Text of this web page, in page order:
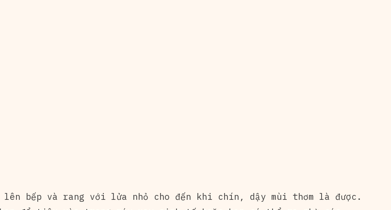
bếp và rang với lửa nhỏ cho đến khi chín, dậy mùi thơm là được.